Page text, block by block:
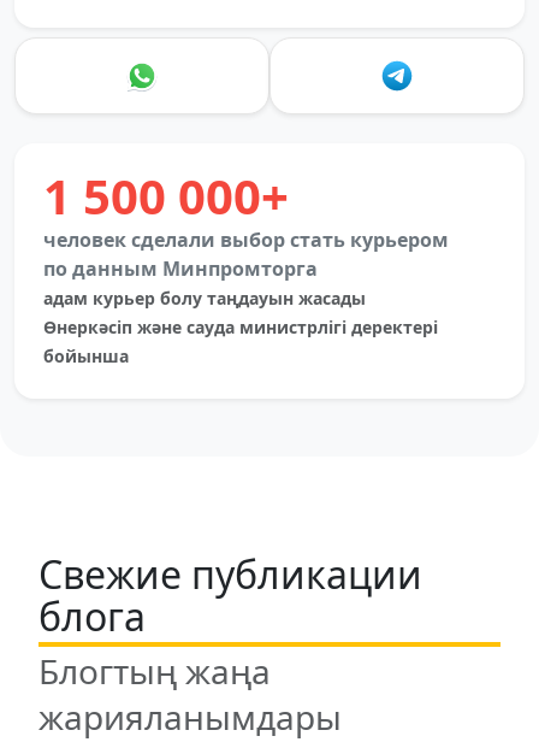
1 500 000+
человек сделали выбор стать курьером
по данным Минпромторга
адам курьер болу таңдауын жасады
Өнеркәсіп және сауда министрлігі деректері
бойынша
Свежие публикации
блога
Блогтың жаңа
жарияланымдары